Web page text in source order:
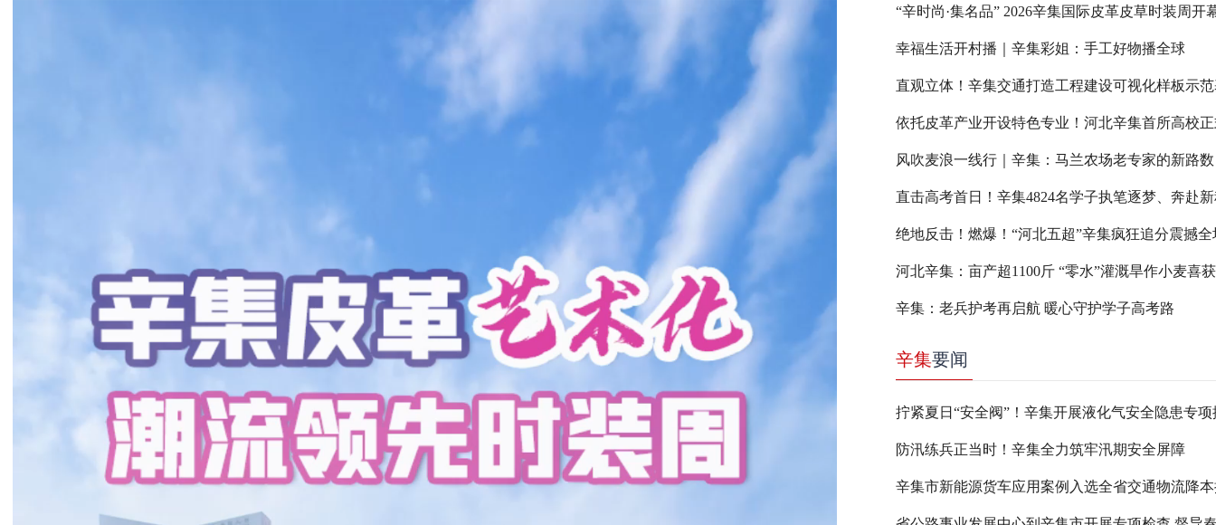
“辛时尚·集名品” 2026辛集国际皮革皮草时装周开
幸福生活开村播｜辛集彩姐：手工好物播全球
直观立体！辛集交通打造工程建设可视化样板示
依托皮革产业开设特色专业！河北辛集首所高校
风吹麦浪一线行｜辛集：马兰农场老专家的新路数
直击高考首日！辛集4824名学子执笔逐梦、奔赴
绝地反击！燃爆！“河北五超”辛集疯狂追分震撼全
河北辛集：亩产超1100斤 “零水”灌溉旱作小麦喜
辛集：老兵护考再启航 暖心守护学子高考路
辛集要闻
防汛练兵正当时！辛集全力筑牢汛期安全屏障